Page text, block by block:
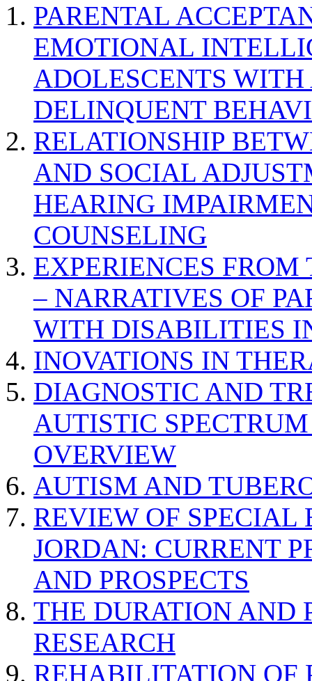
PARENTAL
EMOTIONAL
ADOLESCENTS
DELINQUENT
RELATIONSHIP
AND SOCIAL
HEARING
COUNSELING
EXPERIENCES
– NARRATIVES OF
WITH DISABILITIES
INOVATIONS IN
DIAGNOSTIC AND
AUTISTIC
OVERVIEW
AUTISM AND
REVIEW OF SPECIAL
JORDAN: CURRENT
AND PROSPECTS
THE DURATION AND
RESEARCH
REHABILITATION OF